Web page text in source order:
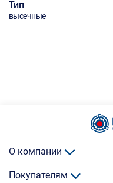
Тип
высечные
О компании
Покупателям